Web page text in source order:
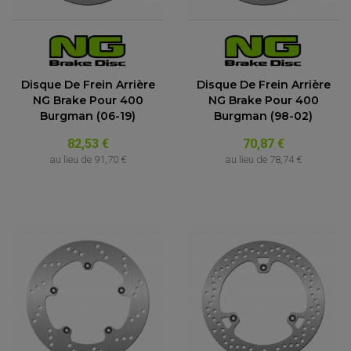
PROTECTION FOURCHE ET BRAS OSCILLANT
TAMPONS ALLOY ULTIMA
ROULEMENT MOTO
ROULEMENT DE ROUE
ROULEMENT DE DIRECTION
TRANSMISSION
AMORTISSEUR DE COUPLE
ACCESSOIRE SCOOTER KYMCO
ACCESSOIRE SCOOTER PEUGEOT
ACCESSOIRE SCOOTER PIAGGIO
ACCESSOIRE SCOOTER VESPA
ACCESSOIRE SCOOTER YAMAHA
Disque De Frein Arrière
NG Brake Pour 400
Burgman (06-19)
82,53 €
au lieu de 91,70 €
Disque De Frein Arrière
NG Brake Pour 400
Burgman (98-02)
70,87 €
au lieu de 78,74 €